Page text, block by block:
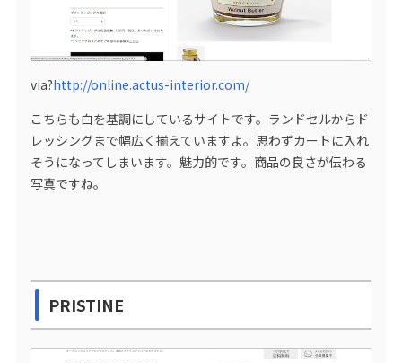
via?http://online.actus-interior.com/
こちらも白を基調にしているサイトです。ランドセルからド
レッシングまで幅広く揃えていますよ。思わずカートに入れ
そうになってしまいます。魅力的です。商品の良さが伝わる
写真ですね。
PRISTINE